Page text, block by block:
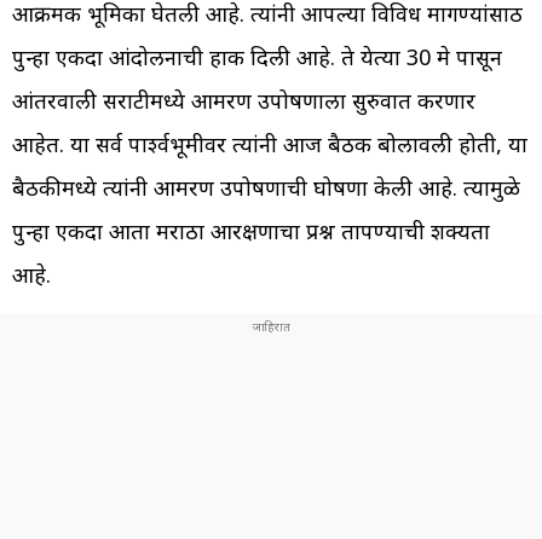
आक्रमक भूमिका घेतली आहे. त्यांनी आपल्या विविध मागण्यांसाठी
पुन्हा एकदा आंदोलनाची हाक दिली आहे. ते येत्या 30 मे पासून
आंतरवाली सराटीमध्ये आमरण उपोषणाला सुरुवात करणार
आहेत. या सर्व पार्श्वभूमीवर त्यांनी आज बैठक बोलावली होती, या
बैठकीमध्ये त्यांनी आमरण उपोषणाची घोषणा केली आहे. त्यामुळे
पुन्हा एकदा आता मराठा आरक्षणाचा प्रश्न तापण्याची शक्यता
आहे.